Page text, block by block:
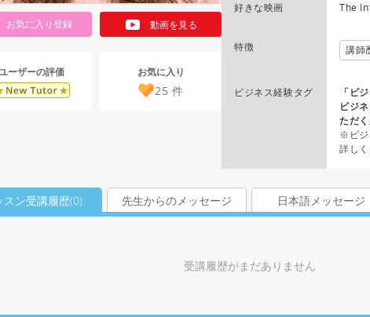
お気に入り登録 動画を見る
ーザーの評価 お気に入り
25 件
好きな映画 The
特徴 講師
ビジネス経験タグ
「ビ
ビジ
ただ
※ビジ
詳し
スン受講履歴(0) 先生からのメッセージ 日本語メッセージ
受講履歴がまだありません